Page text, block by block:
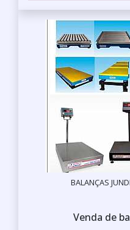
BALANÇAS
Venda de